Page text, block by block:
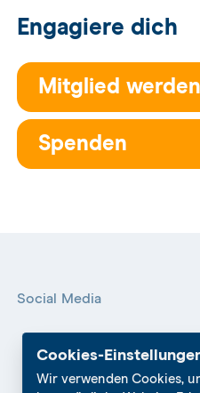
Cookies-
Wir verwenden Cookies,
Engagiere dich
Mitglied werden
Spenden
Social Media